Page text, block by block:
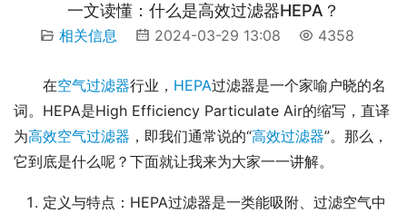
一文读懂：什么是高效过滤器HEPA？
相关信息 2024-03-29 13:08 4358
在空气过滤器行业， HEPA过滤器是一个家喻户晓的名
词。HEPA是High Efficiency Particulate Air的缩写，直译
为高效空气过滤器 ，即我们通常说的“高效过滤器”。那么，
它到底是什么呢？下面就让我来为大家一一讲解。
定义与特点：HEPA过滤器是一类能吸附、过滤空气中